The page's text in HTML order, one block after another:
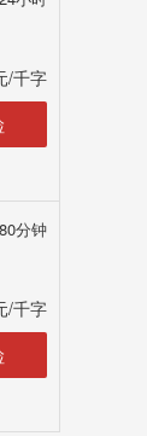
/千字
分钟
/千字